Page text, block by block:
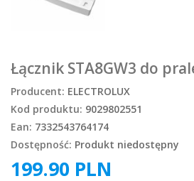
Łącznik STA8GW3 do
Producent: ELECTROLUX
Kod produktu: 9029802551
Ean: 7332543764174
Dostępność: Produkt niedostępny
199.90 PLN